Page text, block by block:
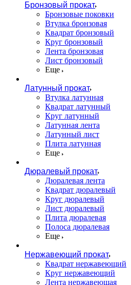
Бронзовый прокат
Бронзовые поковки
Втулка бронзовая
Квадрат бронзовый
Круг бронзовый
Лента бронзовая
Лист бронзовый
Еще
Латунный прокат
Втулка латунная
Квадрат латунный
Круг латунный
Латунная лента
Латунный лист
Плита латунная
Еще
Дюралевый прокат
Дюралевая лента
Квадрат дюралевый
Круг дюралевый
Лист дюралевый
Плита дюралевая
Полоса дюралевая
Еще
Нержавеющий прокат
Квадрат нержавеющий
Круг нержавеющий
Лента нержавеющая